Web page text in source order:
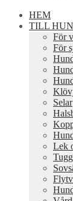
HEM
TILL
För
För
Selar
Lek